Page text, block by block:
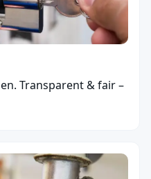
Transparent & fair –